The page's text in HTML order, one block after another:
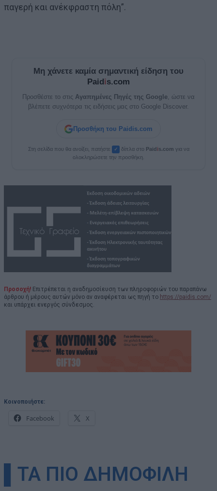
παγερή και ανέκφραστη πόλη”.
Μη χάνετε καμία σημαντική είδηση του
Paid is.com
Προσθέστε το στις Αγαπημένες Πηγές της Google, ώστε να
βλέπετε συχνότερα τις ειδήσεις μας στο Google Discover.
Προσθήκη του Paidis.com
Στη σελίδα που θα ανοίξει, πατήστε ✓ δίπλα στο Paid is.com για να
ολοκληρώσετε την προσθήκη.
Προσοχή! Επιτρέπεται η αναδημοσίευση των πληροφοριών του παραπάνω
άρθρου ή μέρους αυτών μόνο αν αναφέρεται ως πηγή το https://paidis.com/
και υπάρχει ενεργός σύνδεσμος.
Κοινοποιήστε:
Facebook X
▌ΤΑ ΠΙΟ ΔΗΜΟΦΙΛΗ